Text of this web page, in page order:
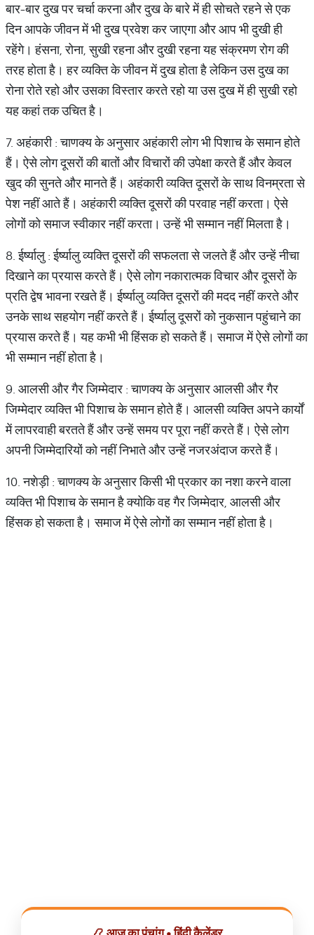
बार-बार दुख पर चर्चा करना और दुख के बारे में ही सोचते रहने से एक
दिन आपके जीवन में भी दुख प्रवेश कर जाएगा और आप भी दुखी ही
रहेंगे। हंसना, रोना, सुखी रहना और दुखी रहना यह संक्रमण रोग की
तरह होता है। हर व्यक्ति के जीवन में दुख होता है लेकिन उस दुख का
रोना रोते रहो और उसका विस्तार करते रहो या उस दुख में ही सुखी रहो
यह कहां तक उचित है।
7. अहंकारी : चाणक्य के अनुसार अहंकारी लोग भी पिशाच के समान होते
हैं। ऐसे लोग दूसरों की बातों और विचारों की उपेक्षा करते हैं और केवल
खुद की सुनते और मानते हैं। अहंकारी व्यक्ति दूसरों के साथ विनम्रता से
पेश नहीं आते हैं। अहंकारी व्यक्ति दूसरों की परवाह नहीं करता। ऐसे
लोगों को समाज स्वीकार नहीं करता। उन्हें भी सम्मान नहीं मिलता है।
8. ईर्ष्यालु : ईर्ष्यालु व्यक्ति दूसरों की सफलता से जलते हैं और उन्हें नीचा
दिखाने का प्रयास करते हैं। ऐसे लोग नकारात्मक विचार और दूसरों के
प्रति द्वेष भावना रखते हैं। ईर्ष्यालु व्यक्ति दूसरों की मदद नहीं करते और
उनके साथ सहयोग नहीं करते हैं। ईर्ष्यालु दूसरों को नुकसान पहुंचाने का
प्रयास करते हैं। यह कभी भी हिंसक हो सकते हैं। समाज में ऐसे लोगों का
भी सम्मान नहीं होता है।
9. आलसी और गैर जिम्मेदार : चाणक्य के अनुसार आलसी और गैर
जिम्मेदार व्यक्ति भी पिशाच के समान होते हैं। आलसी व्यक्ति अपने कार्यों
में लापरवाही बरतते हैं और उन्हें समय पर पूरा नहीं करते हैं। ऐसे लोग
अपनी जिम्मेदारियों को नहीं निभाते और उन्हें नजरअंदाज करते हैं।
10. नशेड़ी : चाणक्य के अनुसार किसी भी प्रकार का नशा करने वाला
व्यक्ति भी पिशाच के समान है क्योकि वह गैर जिम्मेदार, आलसी और
हिंसक हो सकता है। समाज में ऐसे लोगों का सम्मान नहीं होता है।